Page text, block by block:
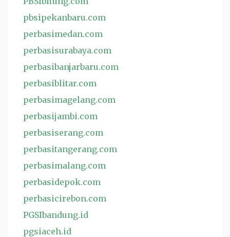
pbsipekanbaru.com
perbasimedan.com
perbasisurabaya.com
perbasibanjarbaru.com
perbasiblitar.com
perbasimagelang.com
perbasijambi.com
perbasiserang.com
perbasitangerang.com
perbasimalang.com
perbasidepok.com
perbasicirebon.com
PGSIbandung.id
pgsiaceh.id